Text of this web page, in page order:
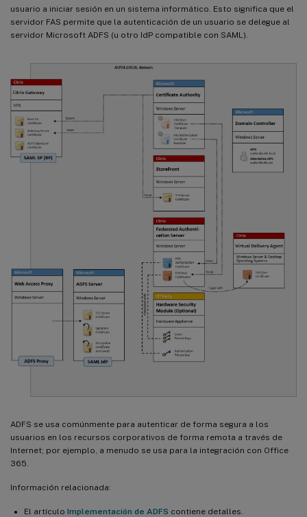
usuario a iniciar sesión en un sistema informático. Esto significa que el
servidor FAS permite que la autenticación de un usuario se delegue al
servidor Microsoft ADFS (u otro IdP compatible con SAML).
ADFS se usa comúnmente para autenticar de forma segura a los
usuarios en los recursos corporativos de forma remota a través de
Internet; por ejemplo, a menudo se usa para la integración con Office
365.
Información relacionada:
El artículo Implementación de ADFS contiene detalles.